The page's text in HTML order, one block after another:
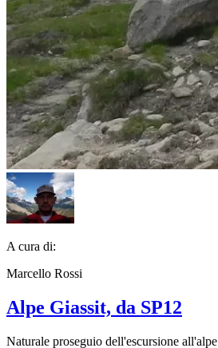
A cura di:
Marcello Rossi
Alpe Giassit, da SP12
Naturale proseguio dell'escursione